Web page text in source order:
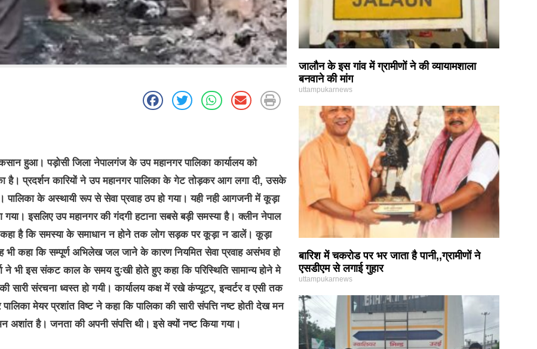
हुआ। पड़ोसी जिला नेपालगंज के उप महानगर पालिका कार्यालय को
है। प्रदर्शन कारियों ने उप महानगर पालिका के गेट तोड़कर आग लगा दी, उसके
पालिका के अस्थायी रूप से सेवा प्रवाह ठप हो गया। यही नही आगजनी में कूड़ा
इसलिए उप महानगर की गंदगी हटाना सबसे बड़ी समस्या है। क्लीन नेपाल
है कि समस्या के समाधान न होने तक लोग सड़क पर कूड़ा न डालें। कूड़ा
कहा कि सम्पूर्ण अभिलेख जल जाने के कारण नियमित सेवा प्रवाह असंभव हो
ने भी इस संकट काल के समय दुःखी होते हुए कहा कि परिस्थिति सामान्य होने मे
संरचना ध्वस्त हो गयी। कार्यालय कक्ष में रखे कंप्यूटर, इन्वर्टर व एसी तक
मेयर प्रशांत विष्ट ने कहा कि पालिका की सारी संपत्ति नष्ट होती देख मन
अशांत है। जनता की अपनी संपत्ति थी। इसे क्यों नष्ट किया गया।
जालौन के इस गांव में ग्रामीणों ने की व्यायामशाला
बनवाने की मांग
uttampukarnews
बारिश में चकरोड पर भर जाता है पानी,,ग्रामीणों ने
एसडीएम से लगाई गुहार
uttampukarnews